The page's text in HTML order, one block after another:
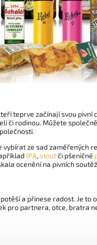
teprve začínají svou
či rodinou. Můžete
ze sad zaměřených
IPA,stoutči pšeničné
ocenění na pivních
a přinese radost. Je to
pro partnera, otce, bratra